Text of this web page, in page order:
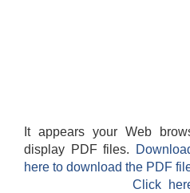
It appears your Web
display PDF files.
here to download the PDF
Click